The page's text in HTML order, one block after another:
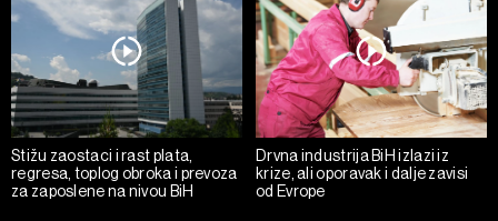
Stižu zaostaci i rast plata,
regresa, toplog obroka i prevoza
za zaposlene na nivou BiH
Drvna industrija BiH izlazi iz
krize, ali oporavak i dalje zavisi
od Evrope